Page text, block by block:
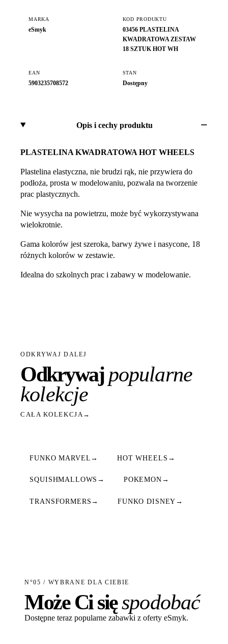
MARKA
eSmyk
KOD PRODUKTU
03456 PLASTELINA
KWADRATOWA ZESTAW
18 SZTUK HOT WH
EAN
5903235708572
STAN
Dostępny
Opis i cechy produktu
PLASTELINA KWADRATOWA HOT WHEELS
Plastelina elastyczna, nie brudzi rąk, nie przywiera do
podłoża, prosta w modelowaniu, pozwala na tworzenie
prac plastycznych.
Nie wysycha na powietrzu, może być wykorzystywana
wielokrotnie.
Gama kolorów jest szeroka, barwy żywe i nasycone, 18
różnych kolorów w zestawie.
Idealna do szkolnych prac i zabawy w modelowanie.
ODKRYWAJ DALEJ
Odkrywajpopularne
kolekcje
CAŁA KOLEKCJA→
FUNKO MARVEL → HOT WHEELS →
SQUISHMALLOWS → POKEMON →
TRANSFORMERS → FUNKO DISNEY →
N°05 / WYBRANE DLA CIEBIE
Może Ci sięspodobać
Dostępne teraz popularne zabawki z oferty eSmyk.